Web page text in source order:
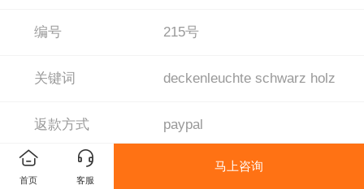
编号 215号
关键词 deckenleuchte schwarz holz
返款方式 paypal
LED吸顶灯木制可调光，核桃黑
“S”2环现代吊灯，28W 40cm
首页 客服
马上咨询